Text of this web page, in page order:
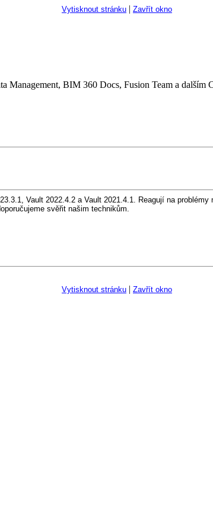
Vytisknout stránku | Zavřít okno
Management, BIM 360 Docs, Fusion Team a dalším
Vault 2022.4.2 a Vault 2021.4.1. Reagují na
svěřit našim technikům.
Vytisknout stránku | Zavřít okno